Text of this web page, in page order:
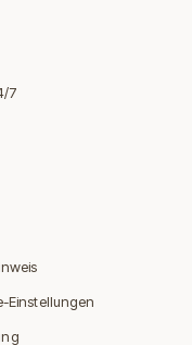
7
Einstellungen